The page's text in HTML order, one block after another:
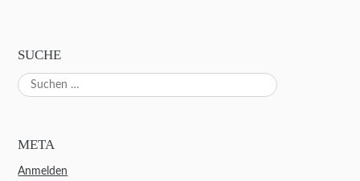
SUCHE
Suchen
nach:
META
Anmelden